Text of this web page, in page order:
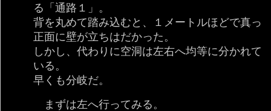
る「通路１」。
背を丸めて踏み込むと、１メートルほどで真っ
正面に壁が立ちはだかった。
しかし、代わりに空洞は左右へ均等に分かれて
いる。
早くも分岐だ。
まずは左へ行ってみる。